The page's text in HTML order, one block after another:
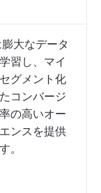
大なデータ
習し、マイ
グメント化
コンバージ
の高いオー
ンスを提供
。